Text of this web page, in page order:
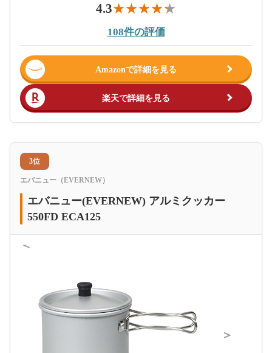
4.3
108件の評価
Amazonで詳細を見る
楽天で詳細を見る
3位
エバニュー（EVERNEW）
エバニュー(EVERNEW) アルミクッカー
550FD ECA125
＜
＞